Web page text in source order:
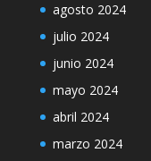
agosto 2024
julio 2024
junio 2024
mayo 2024
abril 2024
marzo 2024